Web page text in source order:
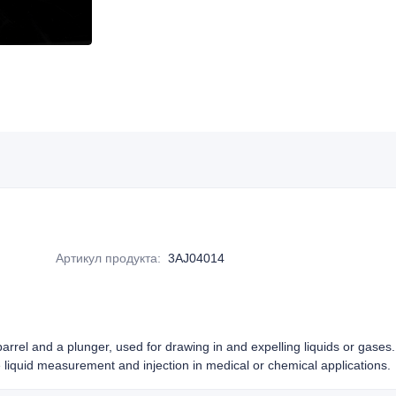
Артикул продукта: 3AJ04014
and a plunger, used for drawing in and expelling liquids or
measurement and injection in medical or chemical applications.